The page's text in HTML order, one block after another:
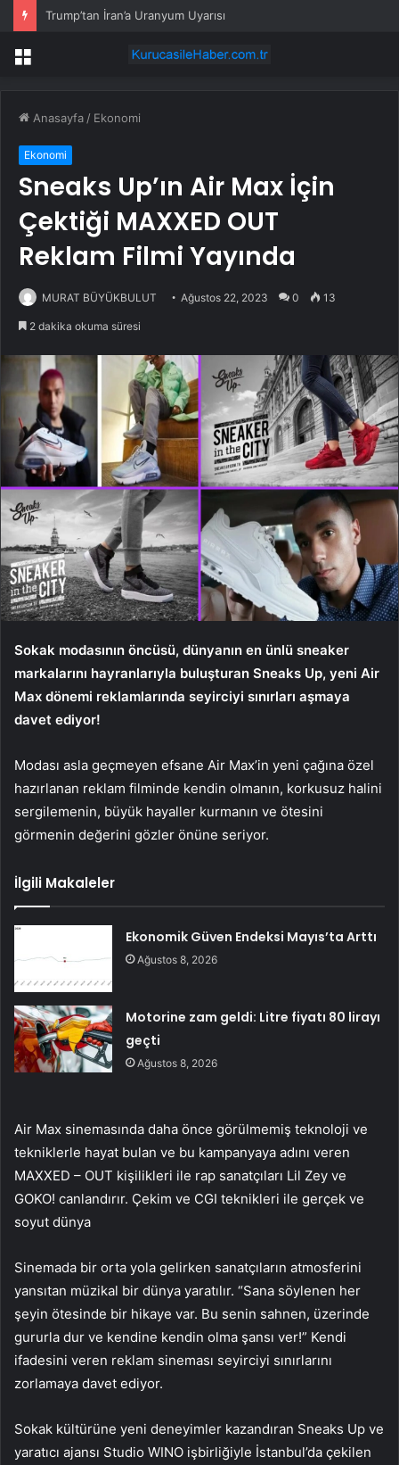
Trump’tan İran’a Uranyum Uyarısı
Menü
Anasayfa / Ekonomi
Ekonomi
Sneaks Up’ın Air Max İçin
Çektiği MAXXED OUT
Reklam Filmi Yayında
MURAT BÜYÜKBULUT Ağustos 22, 2023 0 13
2 dakika okuma süresi
Sokak modasının öncüsü, dünyanın en ünlü sneaker
markalarını hayranlarıyla buluşturan Sneaks Up, yeni Air
Max dönemi reklamlarında seyirciyi sınırları aşmaya
davet ediyor!
Modası asla geçmeyen efsane Air Max’in yeni çağına özel
hazırlanan reklam filminde kendin olmanın, korkusuz halini
sergilemenin, büyük hayaller kurmanın ve ötesini
görmenin değerini gözler önüne seriyor.
İlgili Makaleler
Ekonomik Güven Endeksi Mayıs’ta Arttı
Ağustos 8, 2026
Motorine zam geldi: Litre fiyatı 80 lirayı
geçti
Ağustos 8, 2026
Air Max sinemasında daha önce görülmemiş teknoloji ve
tekniklerle hayat bulan ve bu kampanyaya adını veren
MAXXED – OUT kişilikleri ile rap sanatçıları Lil Zey ve
GOKO! canlandırır. Çekim ve CGI teknikleri ile gerçek ve
soyut dünya
Sinemada bir orta yola gelirken sanatçıların atmosferini
yansıtan müzikal bir dünya yaratılır. “Sana söylenen her
şeyin ötesinde bir hikaye var. Bu senin sahnen, üzerinde
gururla dur ve kendine kendin olma şansı ver!” Kendi
ifadesini veren reklam sineması seyirciyi sınırlarını
zorlamaya davet ediyor.
Sokak kültürüne yeni deneyimler kazandıran Sneaks Up ve
yaratıcı ajansı Studio WINO işbirliğiyle İstanbul’da çekilen